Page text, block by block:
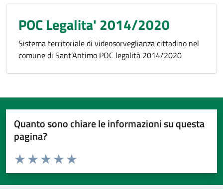
POC Legalita' 2014/2020
Sistema territoriale di videosorveglianza cittadino nel
comune di Sant’Antimo POC legalità 2014/2020
Quanto sono chiare le informazioni su questa
pagina?
Valuta da 1 a 5 stelle la pagina
Valuta 5 stelle su 5
Valuta 4 stelle su 5
Valuta 3 stelle su 5
Valuta 2 stelle su 5
Valuta 1 stelle su 5